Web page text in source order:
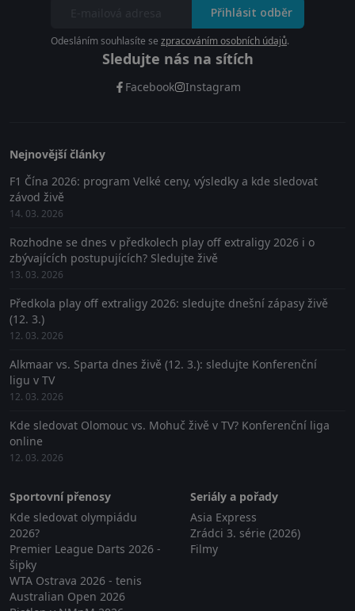
Přihlásit odběr
Odesláním souhlasíte se zpracováním osobních údajů.
Sledujte nás na sítích
Facebook Instagram
Nejnovější články
F1 Čína 2026: program Velké ceny, výsledky a kde sledovat
závod živě
14. 03. 2026
Rozhodne se dnes v předkolech play off extraligy 2026 i o
zbývajících postupujících? Sledujte živě
13. 03. 2026
Předkola play off extraligy 2026: sledujte dnešní zápasy živě
(12. 3.)
12. 03. 2026
Alkmaar vs. Sparta dnes živě (12. 3.): sledujte Konferenční
ligu v TV
12. 03. 2026
Kde sledovat Olomouc vs. Mohuč živě v TV? Konferenční liga
online
12. 03. 2026
Sportovní přenosy
Kde sledovat olympiádu
2026?
Premier League Darts 2026 -
šipky
WTA Ostrava 2026 - tenis
Australian Open 2026
Seriály a pořady
Asia Express
Zrádci 3. série (2026)
Filmy